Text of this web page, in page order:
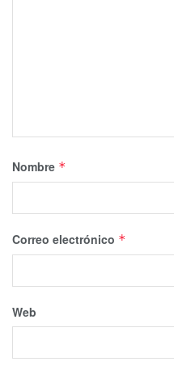
Nombre *
Correo electrónico *
Web